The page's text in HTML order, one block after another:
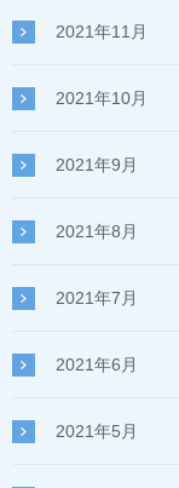
2021年11月
2021年10月
2021年9月
2021年8月
2021年7月
2021年6月
2021年5月